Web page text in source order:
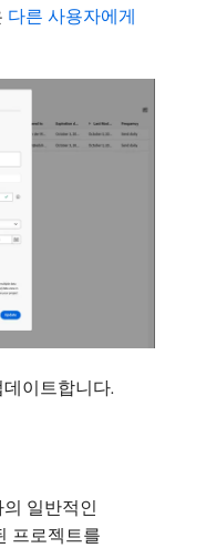
다른 사용자에게
이트합니다.
일반적인
프로젝트를